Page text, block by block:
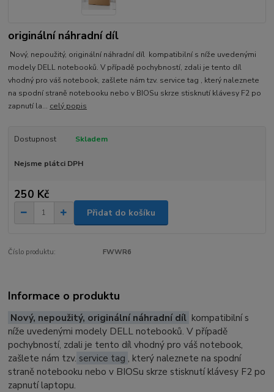
originální náhradní díl
Nový, nepoužitý, originální náhradní díl kompatibilní s níže uvedenými
modely DELL notebooků. V případě pochybností, zdali je tento díl
vhodný pro váš notebook, zašlete nám tzv. service tag , který naleznete
na spodní straně notebooku nebo v BIOSu skrze stisknutí klávesy F2 po
zapnutí la... celý popis
Dostupnost Skladem
Nejsme plátci DPH
250 Kč
Přidat do košíku
Číslo produktu: FWWR6
Informace o produktu
Nový, nepoužitý, originální náhradní díl kompatibilní s
níže uvedenými modely DELL notebooků. V případě
pochybností, zdali je tento díl vhodný pro váš notebook,
zašlete nám tzv. service tag , který naleznete na spodní
straně notebooku nebo v BIOSu skrze stisknutí klávesy F2 po
zapnutí laptopu.